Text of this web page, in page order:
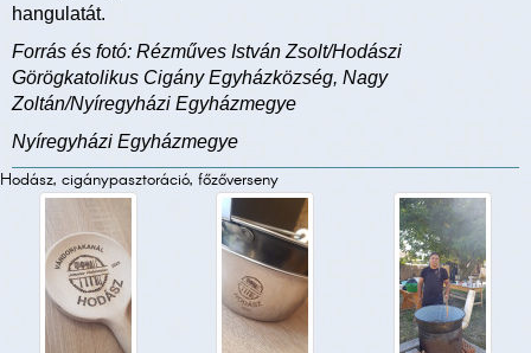
hangulatát.
Forrás és fotó: Rézműves István Zsolt/Hodászi
Görögkatolikus Cigány Egyházközség, Nagy
Zoltán/Nyíregyházi Egyházmegye
Nyíregyházi Egyházmegye
Hodász, cigánypasztoráció, főzőverseny